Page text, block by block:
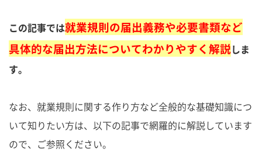
この記事では就業規則の届出義務や必要書類など
具体的な届出方法についてわかりやすく解説しま
す。
なお、就業規則に関する作り方など全般的な基礎知識につ
いて知りたい方は、以下の記事で網羅的に解説しています
ので、ご参照ください。